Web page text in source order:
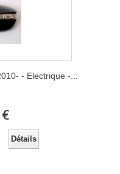
- Electrique -...
Détails